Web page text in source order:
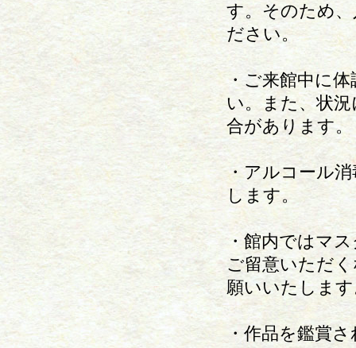
す。そのため
ださい。
・ご来館中に
い。また、状
合があります。
・アルコール
します。
・館内ではマ
ご留意いただ
願いいたしま
・作品を鑑賞